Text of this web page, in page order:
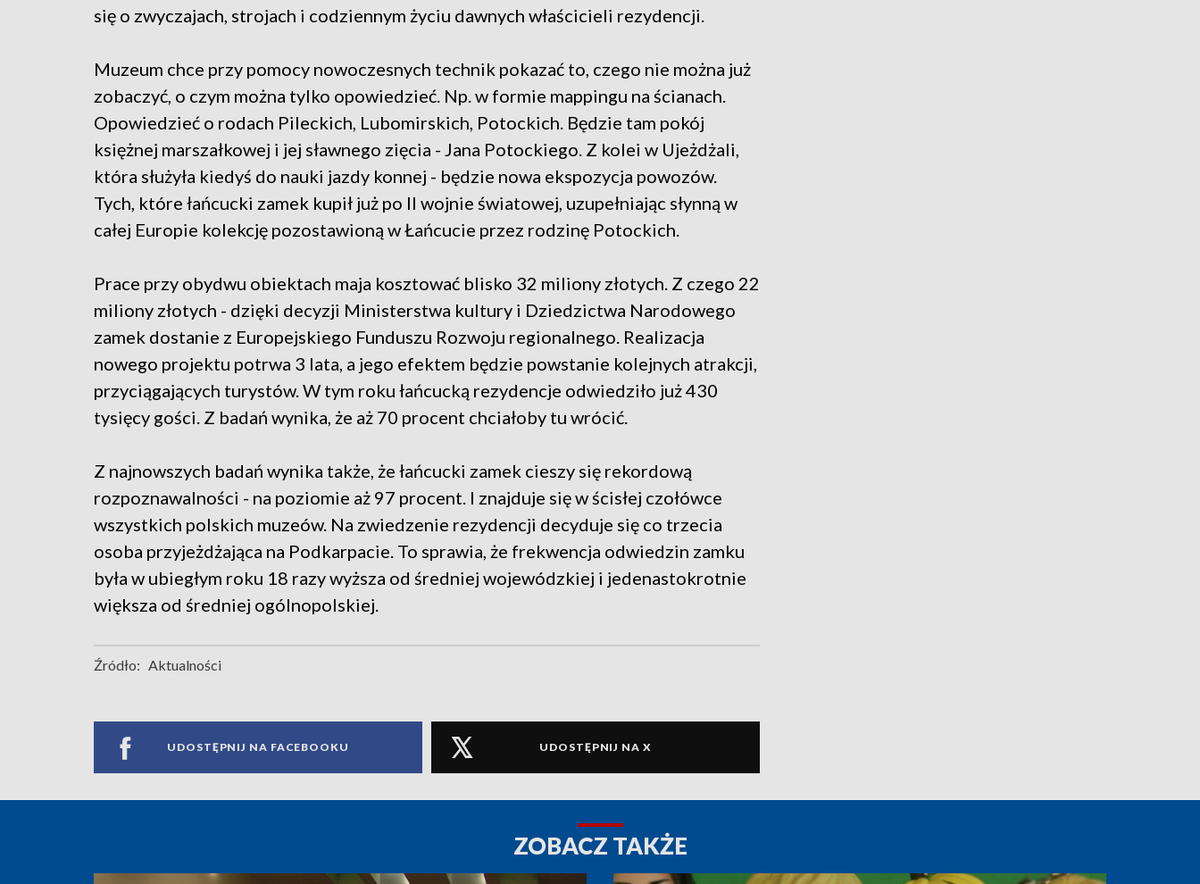
się o zwyczajach, strojach i codziennym życiu dawnych właścicieli rezydencji.
Muzeum chce przy pomocy nowoczesnych technik pokazać to, czego nie można już
zobaczyć, o czym można tylko opowiedzieć. Np. w formie mappingu na ścianach.
Opowiedzieć o rodach Pileckich, Lubomirskich, Potockich. Będzie tam pokój
księżnej marszałkowej i jej sławnego zięcia - Jana Potockiego. Z kolei w Ujeżdżali,
która służyła kiedyś do nauki jazdy konnej - będzie nowa ekspozycja powozów.
Tych, które łańcucki zamek kupił już po II wojnie światowej, uzupełniając słynną w
całej Europie kolekcję pozostawioną w Łańcucie przez rodzinę Potockich.
Prace przy obydwu obiektach maja kosztować blisko 32 miliony złotych. Z czego 22
miliony złotych - dzięki decyzji Ministerstwa kultury i Dziedzictwa Narodowego
zamek dostanie z Europejskiego Funduszu Rozwoju regionalnego. Realizacja
nowego projektu potrwa 3 lata, a jego efektem będzie powstanie kolejnych atrakcji,
przyciągających turystów. W tym roku łańcucką rezydencje odwiedziło już 430
tysięcy gości. Z badań wynika, że aż 70 procent chciałoby tu wrócić.
Z najnowszych badań wynika także, że łańcucki zamek cieszy się rekordową
rozpoznawalności - na poziomie aż 97 procent. I znajduje się w ścisłej czołówce
wszystkich polskich muzeów. Na zwiedzenie rezydencji decyduje się co trzecia
osoba przyjeżdżająca na Podkarpacie. To sprawia, że frekwencja odwiedzin zamku
była w ubiegłym roku 18 razy wyższa od średniej wojewódzkiej i jedenastokrotnie
większa od średniej ogólnopolskiej.
Źródło: Aktualności
UDOSTĘPNIJ NA FACEBOOKU UDOSTĘPNIJ NA X
ZOBACZ TAKŻE